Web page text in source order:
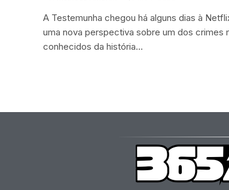
A Testemunha chegou há alguns dias à
uma nova perspectiva sobre um dos crimes
conhecidos da história…